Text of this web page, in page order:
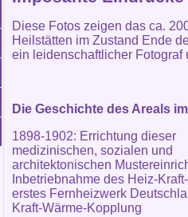
Diese Fotos zeigen das ca.
Heilstätten im Zustand Ende
ein leidenschaftlicher Fotograf
Die Geschichte des Areals
1898-1902: Errichtung dieser
medizinischen, sozialen und
architektonischen
Inbetriebnahme des Heiz-
erstes Fernheizwerk
Kraft-Wärme-Kopplung